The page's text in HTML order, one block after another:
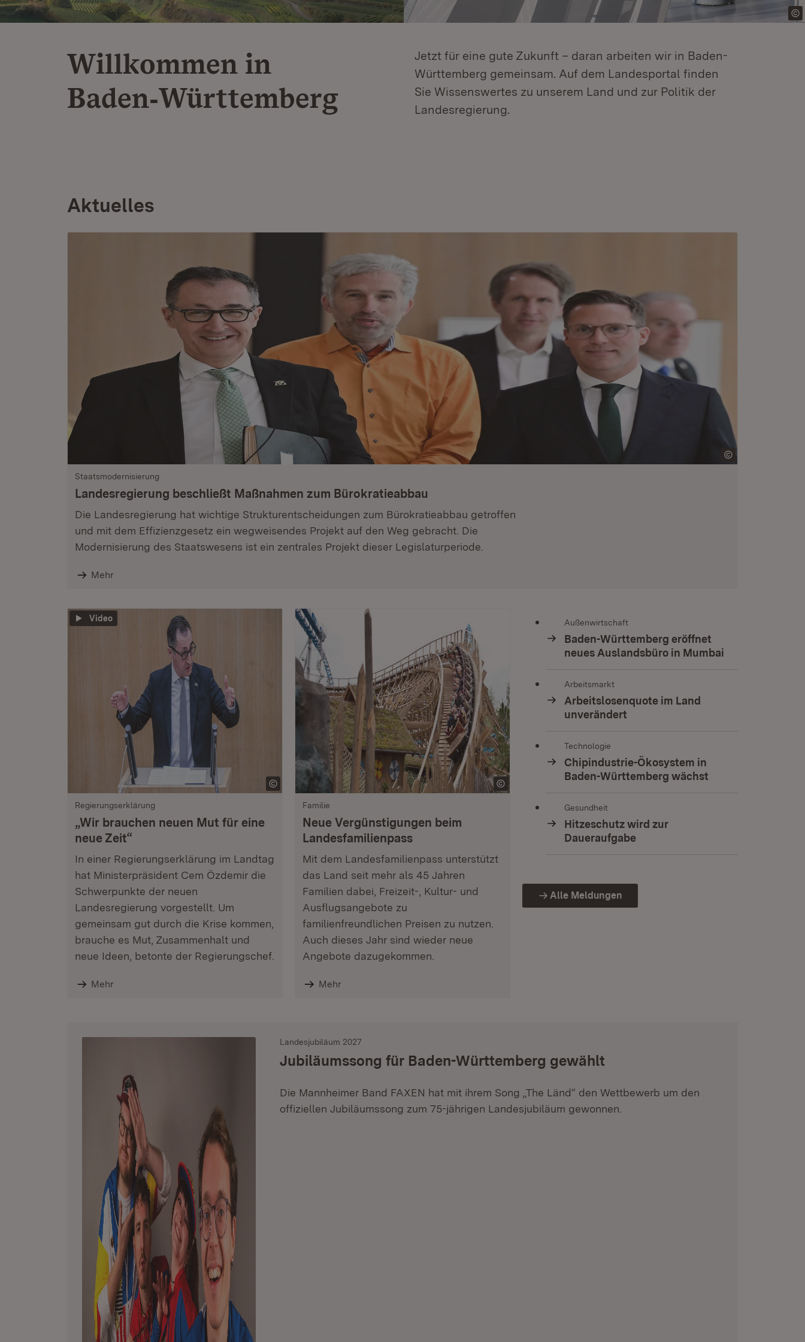
Willkommen in
Baden‑Württemberg
Jetzt für eine gute Zukunft – daran arbeiten wir in Baden-
Württemberg gemeinsam. Auf dem Landesportal finden
Sie Wissenswertes zu unserem Land und zur Politik der
Landesregierung.
Aktuelles
Staatsmodernisierung
Landesregierung beschließt Maßnahmen zum Bürokratieabbau
Die Landesregierung hat wichtige Strukturentscheidungen zum Bürokratieabbau getroffen
und mit dem Effizienzgesetz ein wegweisendes Projekt auf den Weg gebracht. Die
Modernisierung des Staatswesens ist ein zentrales Projekt dieser Legislaturperiode.
Mehr
Video
Regierungserklärung
„Wir brauchen neuen Mut für eine
neue Zeit“
In einer Regierungserklärung im Landtag
hat Ministerpräsident Cem Özdemir die
Schwerpunkte der neuen
Landesregierung vorgestellt. Um
gemeinsam gut durch die Krise kommen,
brauche es Mut, Zusammenhalt und
neue Ideen, betonte der Regierungschef.
Mehr
Familie
Neue Vergünstigungen beim
Landesfamilienpass
Mit dem Landesfamilienpass unterstützt
das Land seit mehr als 45 Jahren
Familien dabei, Freizeit-, Kultur- und
Ausflugsangebote zu
familienfreundlichen Preisen zu nutzen.
Auch dieses Jahr sind wieder neue
Angebote dazugekommen.
Mehr
Außenwirtschaft
Baden-Württemberg eröffnet
neues Auslandsbüro in Mumbai
Arbeitsmarkt
Arbeitslosenquote im Land
unverändert
Technologie
Chipindustrie-Ökosystem in
Baden-Württemberg wächst
Gesundheit
Hitzeschutz wird zur
Daueraufgabe
Alle Meldungen
Landesjubiläum 2027
Jubiläumssong für Baden-Württemberg gewählt
Die Mannheimer Band FAXEN hat mit ihrem Song „The Länd“ den Wettbewerb um den
offiziellen Jubiläumssong zum 75-jährigen Landesjubiläum gewonnen.